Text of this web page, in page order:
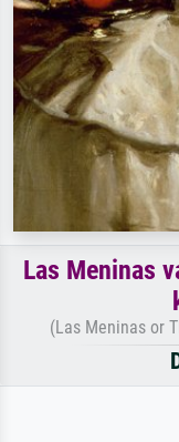
Las Meninas
(Las Meninas or